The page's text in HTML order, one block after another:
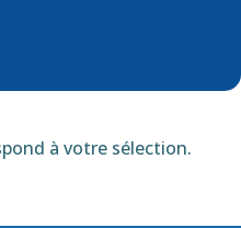
à votre sélection.